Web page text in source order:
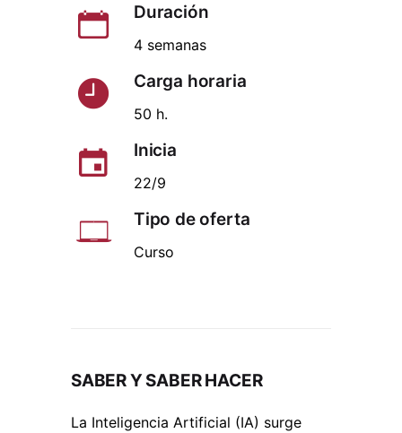
Duración
4 semanas
Carga horaria
50 h.
Inicia
22/9
Tipo de oferta
Curso
SABER Y SABER HACER
La Inteligencia Artificial (IA) surge